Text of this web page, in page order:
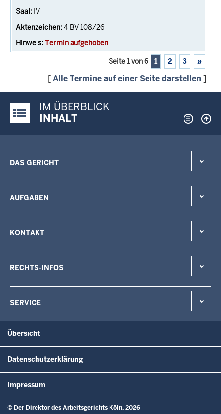
IV
4 BV 108/26
Termin aufgehoben
Seite 1 von 6 1 2 3 »
[Alle Termine auf einer Seite darstellen ]
Justiz-Portal im Überblick:
IM ÜBERBLICK
INHALT
DAS GERICHT
AUFGABEN
KONTAKT
RECHTS-INFOS
SERVICE
Übersicht
Datenschutzerklärung
Impressum
© Der Direktor des Arbeitsgerichts Köln, 2026